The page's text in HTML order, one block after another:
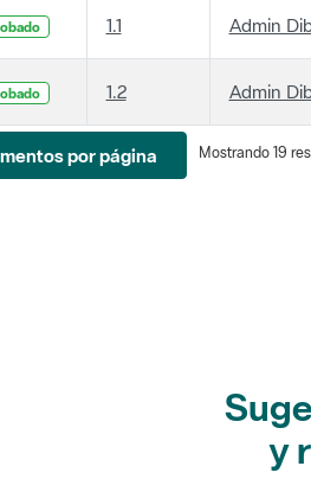
1.1 Admin
1.2 Admin
por página Mostrando 19
y